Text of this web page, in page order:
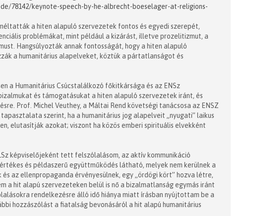
78142/keynote-speech-by-he-albrecht-boeselager-at-religions-
a hiten alapuló szervezetek fontos és egyedi szerepét,
problémákat, mint például a kizárást, illetve prozelitizmut, a
Hangsúlyozták annak fontosságát, hogy a hiten alapuló
a humanitárius alapelveket, köztük a pártatlanságot és
a Humanitárius Csúcstalálkozó főkitkársága és az ENSz
és támogatásukat a hiten alapuló szervezetek iránt, és
Prof. Michel Veuthey, a Máltai Rend követségi tanácsosa az ENSZ
szerint, ha a humanitárius jog alapelveit „nyugati” laikus
elutasítják azokat; viszont ha közös emberi spirituális elvekként
képviselőjeként tett felszólalásom, az aktív kommunikáció
és példaszerű együttműködés látható, melyek nem kerülnek a
az ellenpropaganda érvényesülnek, egy „ördögi kört” hozva létre,
a hit alapú szervezeteken belül is nő a bizalmatlanság egymás iránt
rendelkezésre álló idő hiánya miatt írásban nyújtottam be a
hozzászólást a fiatalság bevonásáról a hit alapú humanitárius